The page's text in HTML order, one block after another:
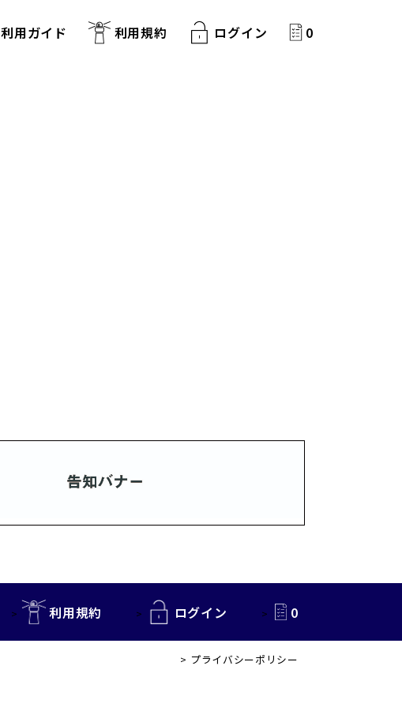
利用ガイド 利用規約 ログイン 0
利用規約 ログイン 0
プライバシーポリシー